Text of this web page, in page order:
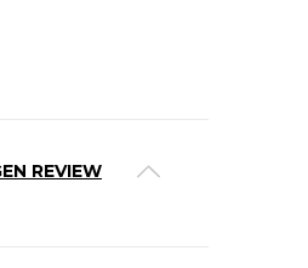
REVIEW